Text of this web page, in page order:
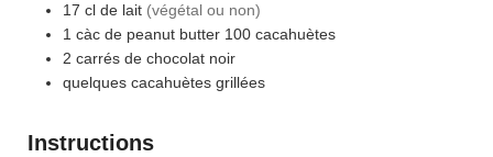
17 cl de lait (végétal ou non)
1 càc de peanut butter 100 cacahuètes
2 carrés de chocolat noir
quelques cacahuètes grillées
Instructions